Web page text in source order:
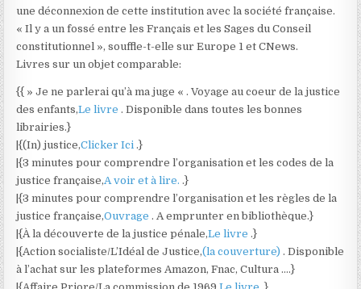
une déconnexion de cette institution avec la société française.
« Il y a un fossé entre les Français et les Sages du Conseil
constitutionnel », souffle-t-elle sur Europe 1 et CNews.
Livres sur un objet comparable:
{{ » Je ne parlerai qu’à ma juge « . Voyage au coeur de la justice
des enfants,Le livre. Disponible dans toutes les bonnes
librairies.}
|{(In) justice,Clicker Ici.}
|{3 minutes pour comprendre l’organisation et les codes de la
justice française,A voir et à lire..}
|{3 minutes pour comprendre l’organisation et les règles de la
justice française,Ouvrage. A emprunter en bibliothèque.}
|{À la découverte de la justice pénale,Le livre.}
|{Action socialiste/L’Idéal de Justice,(la couverture). Disponible
à l’achat sur les plateformes Amazon, Fnac, Cultura ….}